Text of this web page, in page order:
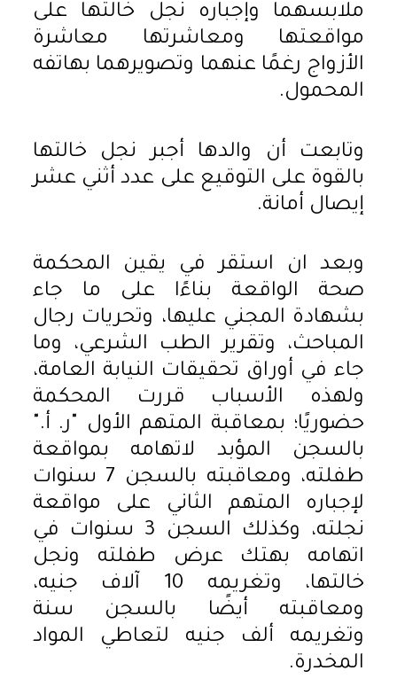
ملابسهما وإجباره نجل خالتها على
مواقعتها ومعاشرتها معاشرة
الأزواج رغمًا عنهما وتصويرهما بهاتفه
المحمول.
وتابعت أن والدها أجبر نجل خالتها
بالقوة على التوقيع على عدد أثني عشر
إيصال أمانة.
وبعد ان استقر في يقين المحكمة
صحة الواقعة بناءًا على ما جاء
بشهادة المجني عليها، وتحريات رجال
المباحث، وتقرير الطب الشرعي، وما
جاء في أوراق تحقيقات النيابة العامة،
ولهذه الأسباب قررت المحكمة
حضوريًا؛ بمعاقبة المتهم الأول "ر. أ."
بالسجن المؤبد لاتهامه بمواقعة
طفلته، ومعاقبته بالسجن 7 سنوات
لإجباره المتهم الثاني على مواقعة
نجلته، وكذلك السجن 3 سنوات في
اتهامه بهتك عرض طفلته ونجل
خالتها، وتغريمه 10 آلاف جنيه،
ومعاقبته أيضًا بالسجن سنة
وتغريمه ألف جنيه لتعاطي المواد
المخدرة.